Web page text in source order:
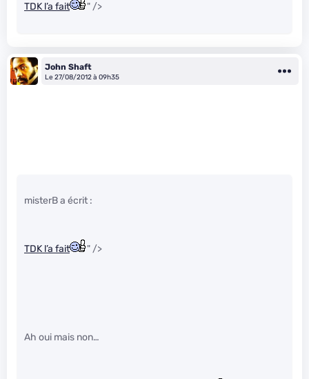
TDK l’a fait " />
John Shaft
Le 27/08/2012 à 09h35
misterB a écrit :
TDK l’a fait " />
Ah oui mais non…